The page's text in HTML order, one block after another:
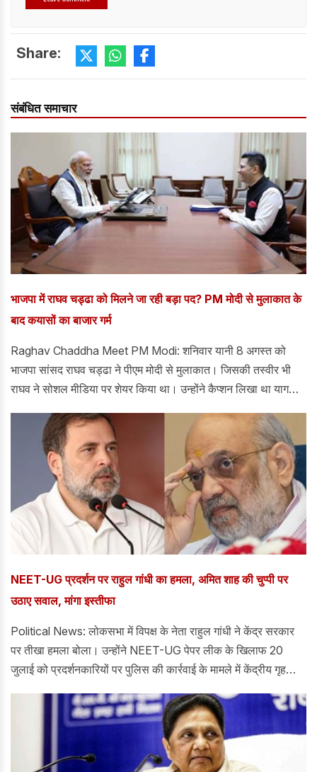
Share:
संबंधित समाचार
भाजपा में राघव चड्ढा को मिलने जा रही बड़ा पद? PM मोदी से मुलाकात के
बाद कयासों का बाजार गर्म
Raghav Chaddha Meet PM Modi: शनिवार यानी 8 अगस्त को
भाजपा सांसद राघव चड्ढा ने पीएम मोदी से मुलाकात। जिसकी तस्वीर भी
राघव ने सोशल मीडिया पर शेयर किया था। उन्होंने कैप्शन लिखा था यागदार
NEET-UG प्रदर्शन पर राहुल गांधी का हमला, अमित शाह की चुप्पी पर
उठाए सवाल, मांगा इस्तीफा
Political News: लोकसभा में विपक्ष के नेता राहुल गांधी ने केंद्र सरकार
पर तीखा हमला बोला। उन्होंने NEET-UG पेपर लीक के खिलाफ 20
जुलाई को प्रदर्शनकारियों पर पुलिस की कार्रवाई के मामले में केंद्रीय गृह
की। राहुल गांधी ने कहा कि अमित शाह की चुप्पी का मतलब है कि वे इस
"हिंसा का समर्थन" कर रहे हैं।